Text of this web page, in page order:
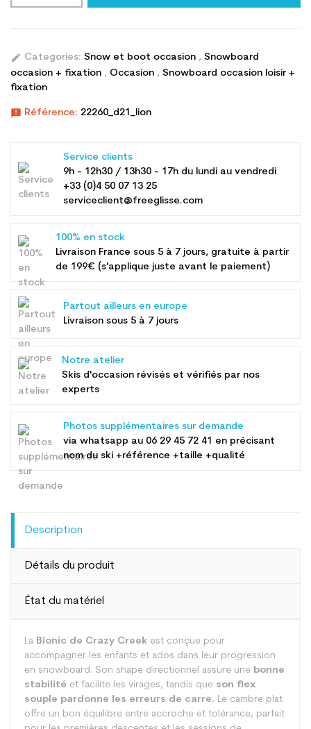
edit Categories: Snow et boot occasion , Snowboard
occasion + fixation , Occasion , Snowboard occasion loisir +
fixation
announcement Référence: 22260_d21_lion
Service clients
9h - 12h30 / 13h30 - 17h du lundi au vendredi
+33 (0)4 50 07 13 25
serviceclient@freeglisse.com
100% en stock
Livraison France sous 5 à 7 jours, gratuite à partir
de 199€ (s'applique juste avant le paiement)
Partout ailleurs en europe
Livraison sous 5 à 7 jours
Notre atelier
Skis d'occasion révisés et vérifiés par nos
experts
Photos supplémentaires sur demande
via whatsapp au 06 29 45 72 41 en précisant
nom du ski +référence +taille +qualité
Description
Détails du produit
État du matériel
La Bionic de Crazy Creek est conçue pour
accompagner les enfants et ados dans leur progression
en snowboard. Son shape directionnel assure une bonne
stabilité et facilite les virages, tandis que son flex
souple pardonne les erreurs de carre. Le cambre plat
offre un bon équilibre entre accroche et tolérance, parfait